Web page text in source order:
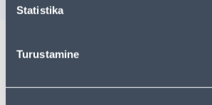
Statistika
Turustamine